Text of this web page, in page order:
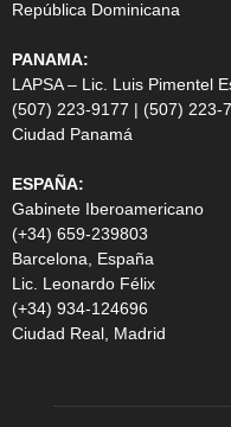
República Dominicana
PANAMA:
LAPSA – Lic. Luis Pimentel
(507) 223-9177 | (507) 223-
Ciudad Panamá
ESPAÑA:
Gabinete Iberoamericano
(+34) 659-239803
Barcelona, España
Lic. Leonardo Félix
(+34) 934-124696
Ciudad Real, Madrid